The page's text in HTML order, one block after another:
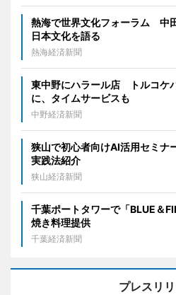
熱海で世界文化フォーラム 中
日本文化を語る
熱海経済新聞
東中野にハラール店 トルコケ
に、タイムサービスも
中野経済新聞
狭山で初心者向けAI活用セミ
実践法紹介
狭山経済新聞
千葉ポートタワーで「BLUE＆
焼き料理提供
千葉経済新聞
プレスリ